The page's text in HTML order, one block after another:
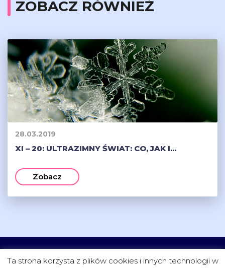
ZOBACZ RÓWNIEŻ
28.03.2019
XI – 20: ULTRAZIMNY ŚWIAT: CO, JAK I...
Zobacz
CZYTELNIA FUNDACJA PROJEKTY KONTAKT
Ta strona korzysta z plików cookies i innych technologii w